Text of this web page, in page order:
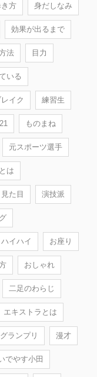
方 身だしなみ
効果が出るまで
法 目力
いる
イク 練習生
ものまね
元スポーツ選手
は
見た目 演技派
ハイハイ お座り
おしゃれ
二足のわらじ
エキストラとは
グランプリ 漫才
でやす小田